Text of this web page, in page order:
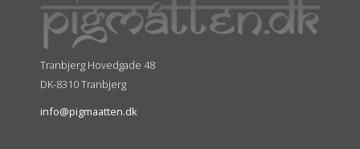
Tranbjerg Hovedgade 48
DK-8310 Tranbjerg
info@pigmaatten.dk